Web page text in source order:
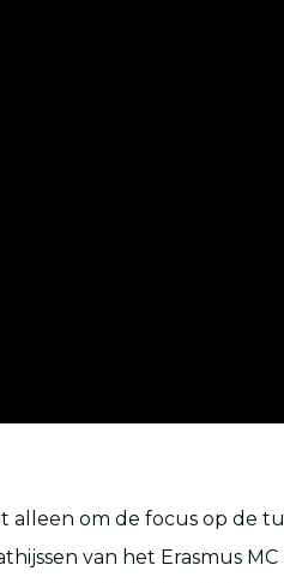
alleen om de focus op de
van het Erasmus